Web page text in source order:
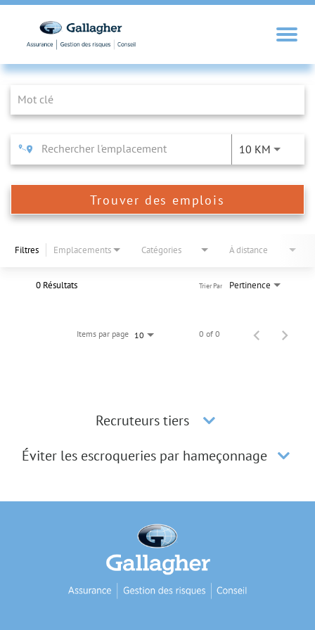
Job Search Page
10 KM
Trouver des emplois
Filtres Emplacements Catégories À distance
0 Résultats Pertinence
Trier Par
Items par page 10 0 of 0
Recruteurs tiers
Éviter les escroqueries par hameçonnage